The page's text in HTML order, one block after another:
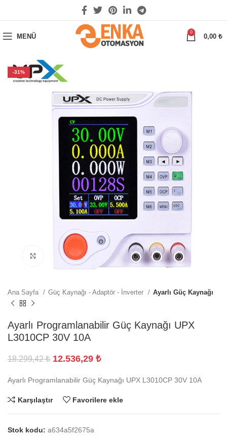
MENÜ
0
0,00 ₺
-31%
Büyütmek için tıklayın
Ana Sayfa Güç Kaynağı - Adaptör - İnverter Ayarlı Güç Kaynağı
Ayarlı Programlanabilir Güç Kaynağı UPX
L3010CP 30V 10A
18.299,42₺ 12.536,29 ₺
Ayarlı Programlanabilir Güç Kaynağı UPX L3010CP 30V 10A
Karşılaştır Favorilere ekle
Stok kodu: a634a5f2675a